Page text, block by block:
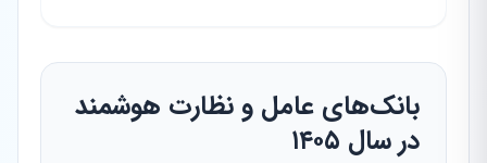
بانک‌های عامل و نظارت هوشمند
در سال ۱۴۰۵